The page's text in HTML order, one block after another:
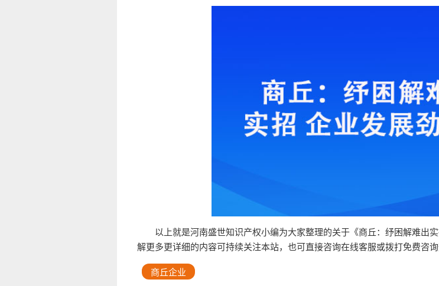
以上就是河南盛世知识产权小编为大家整理的关于《商丘：纾困解难出
解更多更详细的内容可持续关注本站，也可直接咨询在线客服或拨打免费咨询
商丘企业